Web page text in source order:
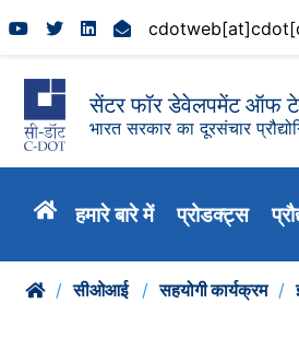
सेंटर फॉर डेवेलपमेंट ऑफ
भारत सरकार का दूरसंचार
हमारे बारे में प्रोडक्ट्स
सीओआई सहयोगी कार्यक्रम